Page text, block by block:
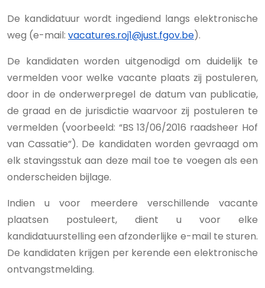
De kandidatuur wordt ingediend langs elektronische
weg (e-mail: vacatures.roj1@just.fgov.be).
De kandidaten worden uitgenodigd om duidelijk te
vermelden voor welke vacante plaats zij postuleren,
door in de onderwerpregel de datum van publicatie,
de graad en de jurisdictie waarvoor zij postuleren te
vermelden (voorbeeld: “BS 13/06/2016 raadsheer Hof
van Cassatie”). De kandidaten worden gevraagd om
elk stavingsstuk aan deze mail toe te voegen als een
onderscheiden bijlage.
Indien u voor meerdere verschillende vacante
plaatsen postuleert, dient u voor elke
kandidatuurstelling een afzonderlijke e-mail te sturen.
De kandidaten krijgen per kerende een elektronische
ontvangstmelding.